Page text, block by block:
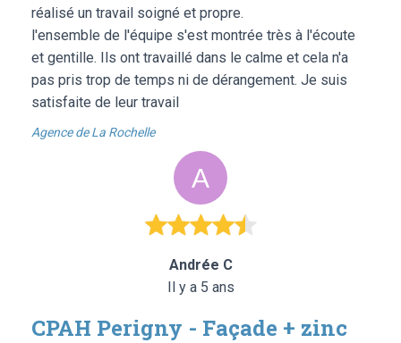
réalisé un travail soigné et propre.
l'ensemble de l'équipe s'est montrée très à l'écoute
et gentille. Ils ont travaillé dans le calme et cela n'a
pas pris trop de temps ni de dérangement. Je suis
satisfaite de leur travail
Agence de La Rochelle
Andrée C
Il y a 5 ans
CPAH Perigny - Façade + zinc